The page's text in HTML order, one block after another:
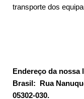
transporte dos
Endereço da nossa
Brasil: Rua
05302-030.